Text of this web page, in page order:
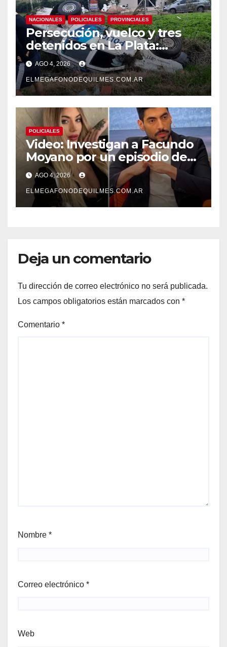
NACIONALES POLICIALES PROVINCIALES
Persecución, vuelco y tres
detenidos en La Plata:
recuperaron motos robadas
tras un operativo policial
AGO 4, 2026
ELMEGAFONODEQUILMES.COM.AR
POLICIALES
Video: Investigan a Facundo
Moyano por un episodio de
presunta violencia de género
AGO 4, 2026
ELMEGAFONODEQUILMES.COM.AR
Deja un comentario
Tu dirección de correo electrónico no será publicada.
Los campos obligatorios están marcados con *
Comentario *
Nombre *
Correo electrónico *
Web